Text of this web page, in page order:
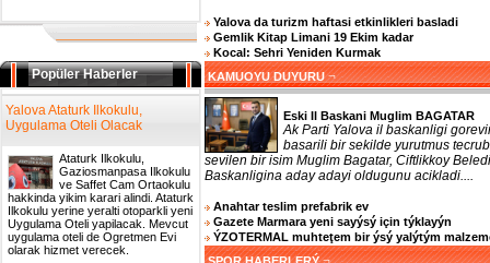
Popüler Haberler
Yalova Ataturk Ilkokulu,
Uygulama Oteli Olacak
Ataturk Ilkokulu,
Gaziosmanpasa Ilkokulu
ve Saffet Cam Ortaokulu
hakkinda yikim karari alindi. Ataturk
Ilkokulu yerine yeralti otoparkli yeni
Uygulama Oteli yapilacak. Mevcut
uygulama oteli de Ogretmen Evi
olarak hizmet verecek.
Yalova da turizm haftasi etkinlikleri basladi
Gemlik Kitap Limani 19 Ekim kadar
Kocal: Sehri Yeniden Kurmak
KAMUOYU DUYURU ¬
Eski Il Baskani Muglim BAGATAR
Ak Parti Yalova il baskanligi
basarili bir sekilde yurutmus
sevilen bir isim Muglim Bagatar, Ciftlikkoy
Baskanligina aday adayi oldugunu acikladi....
Anahtar teslim prefabrik ev
Gazete Marmara yeni sayýsý için týklayýn
ÝZOTERMAL muhteţem bir ýsý yalýtým